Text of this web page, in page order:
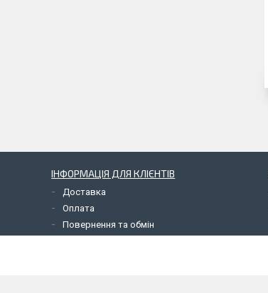
ІНФОРМАЦІЯ ДЛЯ КЛІЄНТІВ
Доставка
Оплата
Повернення та обмін